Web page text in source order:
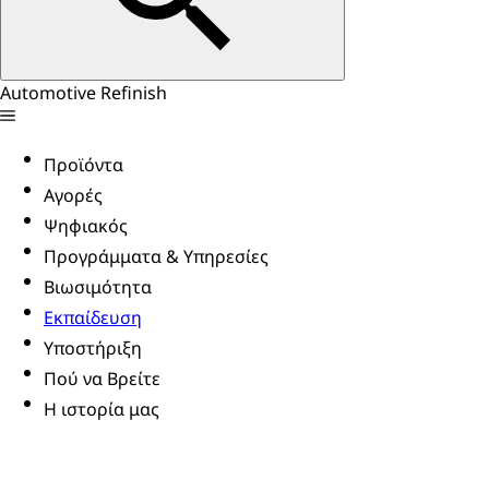
Automotive Refinish
Προϊόντα
Αγορές
Ψηφιακός
Προγράμματα & Υπηρεσίες
Βιωσιμότητα
Εκπαίδευση
Υποστήριξη
Πού να Βρείτε
Η ιστορία μας